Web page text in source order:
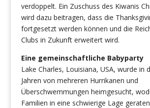
verdoppelt. Ein Zuschuss des Kiwanis
wird dazu beitragen, dass die
fortgesetzt werden können und die
Clubs in Zukunft erweitert wird.
Eine gemeinschaftliche Babyparty
Lake Charles, Louisiana, USA, wurde in
Jahren von mehreren Hurrikanen und
Überschwemmungen heimgesucht,
Familien in eine schwierige Lage